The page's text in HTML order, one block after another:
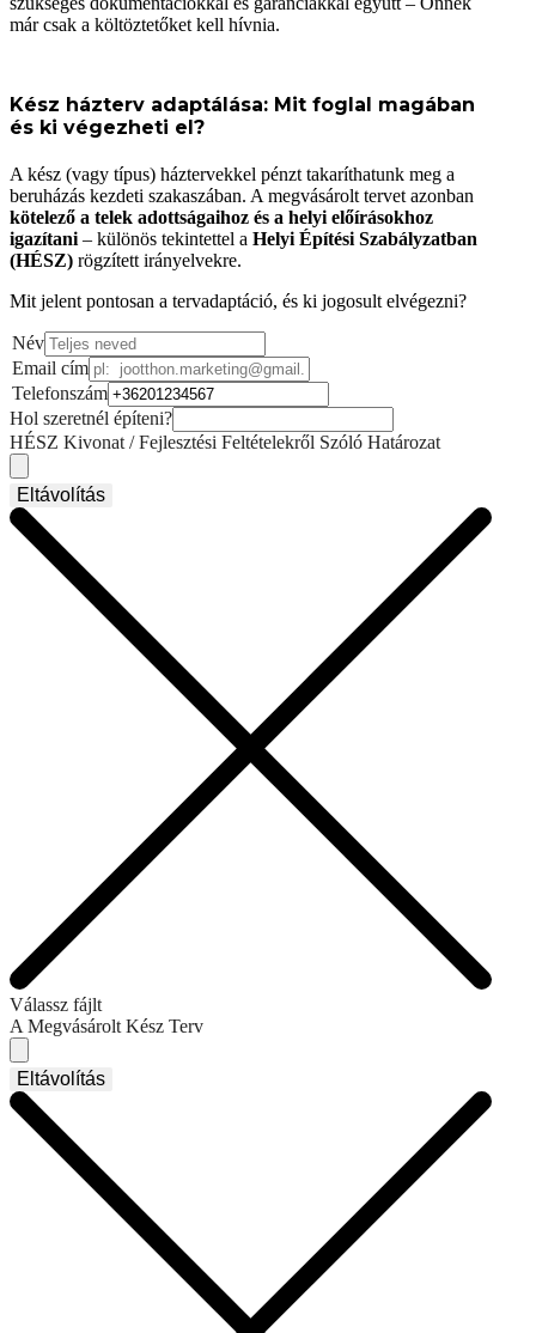
már csak a költöztetőket kell hívnia.
Kész házterv adaptálása: Mit foglal magában
és ki végezheti el?
A kész (vagy típus) háztervekkel pénzt takaríthatunk meg a
beruházás kezdeti szakaszában. A megvásárolt tervet azonban
kötelező a telek adottságaihoz és a helyi előírásokhoz
igazítani – különös tekintettel a Helyi Építési Szabályzatban
(HÉSZ) rögzített irányelvekre.
Mit jelent pontosan a tervadaptáció, és ki jogosult elvégezni?
Név
Email cím
Telefonszám
Hol szeretnél építeni?
HÉSZ Kivonat / Fejlesztési Feltételekről Szóló Határozat
Eltávolítás
Válassz fájlt
A Megvásárolt Kész Terv
Eltávolítás